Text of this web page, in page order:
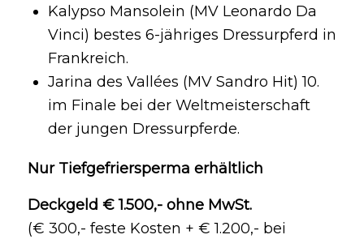
Kalypso Mansolein (MV Leonardo Da
Vinci) bestes 6-jähriges Dressurpferd in
Frankreich.
Jarina des Vallées (MV Sandro Hit) 10.
im Finale bei der Weltmeisterschaft
der jungen Dressurpferde.
Nur Tiefgefriersperma erhältlich
Deckgeld € 1.500,- ohne MwSt.
(€ 300,- feste Kosten + € 1.200,- bei